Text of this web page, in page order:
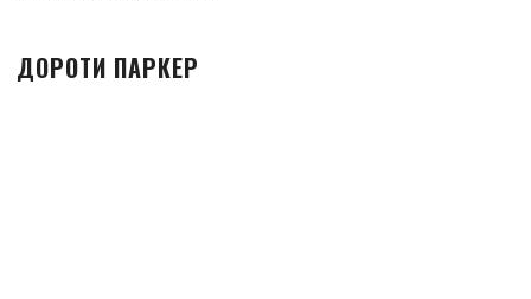
ДОРОТИ ПАРКЕР